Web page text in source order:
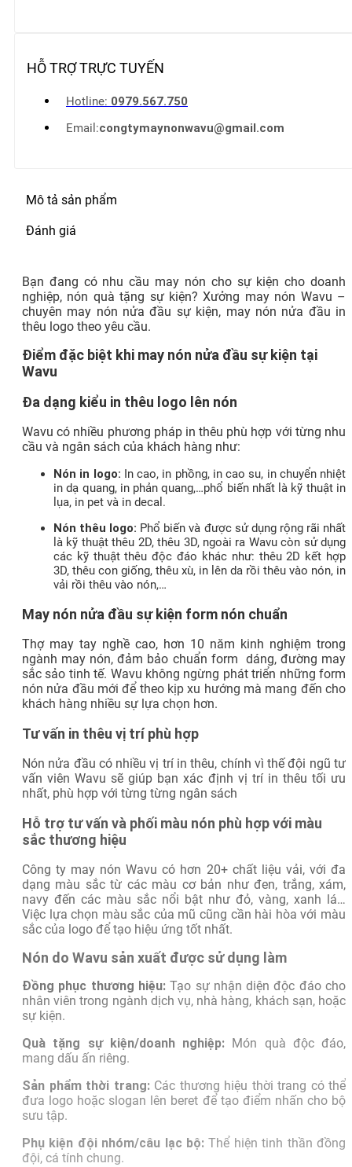
HỖ TRỢ TRỰC TUYẾN
Hotline: 0979.567.750
Email:congtymaynonwavu@gmail.com
Mô tả sản phẩm
Đánh giá
Bạn đang có nhu cầu may nón cho sự kiện cho doanh
nghiệp, nón quà tặng sự kiện? Xưởng may nón Wavu –
chuyên may nón nửa đầu sự kiện, may nón nửa đầu in
thêu logo theo yêu cầu.
Điểm đặc biệt khi may nón nửa đầu sự kiện tại
Wavu
Đa dạng kiểu in thêu logo lên nón
Wavu có nhiều phương pháp in thêu phù hợp với từng nhu
cầu và ngân sách của khách hàng như:
Nón in logo: In cao, in phồng, in cao su, in chuyển nhiệt
in dạ quang, in phản quang,…phổ biến nhất là kỹ thuật in
lụa, in pet và in decal.
Nón thêu logo: Phổ biến và được sử dụng rộng rãi nhất
là kỹ thuật thêu 2D, thêu 3D, ngoài ra Wavu còn sử dụng
các kỹ thuật thêu độc đáo khác như: thêu 2D kết hợp
3D, thêu con giống, thêu xù, in lên da rồi thêu vào nón, in
vải rồi thêu vào nón,…
May nón nửa đầu sự kiện form nón chuẩn
Thợ may tay nghề cao, hơn 10 năm kinh nghiệm trong
ngành may nón, đảm bảo chuẩn form dáng, đường may
sắc sảo tinh tế. Wavu không ngừng phát triển những form
nón nửa đầu mới để theo kịp xu hướng mà mang đến cho
khách hàng nhiều sự lựa chọn hơn.
Tư vấn in thêu vị trí phù hợp
Nón nửa đầu có nhiều vị trí in thêu, chính vì thế đội ngũ tư
vấn viên Wavu sẽ giúp bạn xác định vị trí in thêu tối ưu
nhất, phù hợp với từng từng ngân sách
Hỗ trợ tư vấn và phối màu nón phù hợp với màu
sắc thương hiệu
Công ty may nón Wavu có hơn 20+ chất liệu vải, với đa
dạng màu sắc từ các màu cơ bản như đen, trắng, xám,
navy đến các màu sắc nổi bật như đỏ, vàng, xanh lá…
Việc lựa chọn màu sắc của mũ cũng cần hài hòa với màu
sắc của logo để tạo hiệu ứng tốt nhất.
Nón do Wavu sản xuất được sử dụng làm
Đồng phục thương hiệu:Tạo sự nhận diện độc đáo cho
nhân viên trong ngành dịch vụ, nhà hàng, khách sạn, hoặc
sự kiện.
Quà tặng sự kiện/doanh nghiệp: Món quà độc đáo,
mang dấu ấn riêng.
Sản phẩm thời trang:Các thương hiệu thời trang có thể
đưa logo hoặc slogan lên beret để tạo điểm nhấn cho bộ
sưu tập.
Phụ kiện đội nhóm/câu lạc bộ: Thể hiện tinh thần đồng
đội, cá tính chung.